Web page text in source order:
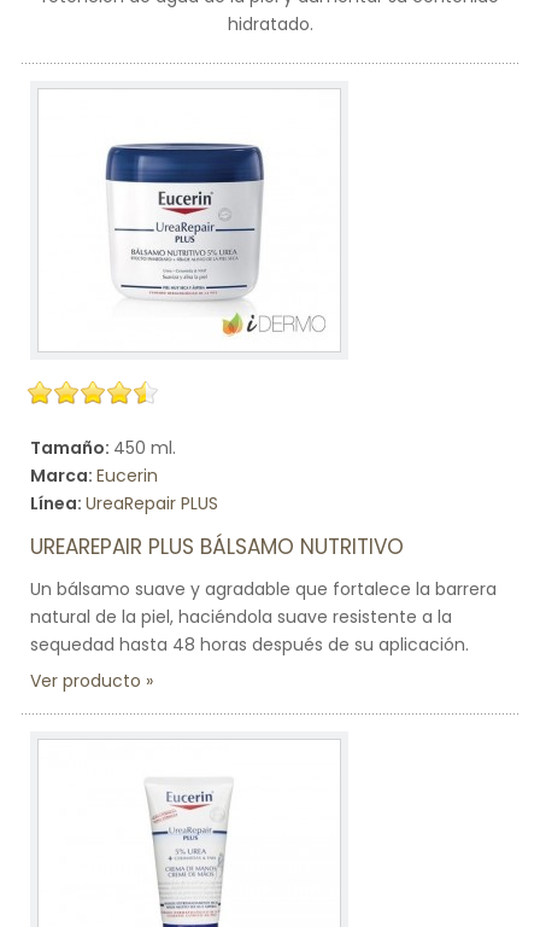
hidratado.
Tamaño: 450 ml.
Marca: Eucerin
Línea: UreaRepair PLUS
UREAREPAIR PLUS BÁLSAMO NUTRITIVO
Un bálsamo suave y agradable que fortalece la barrera
natural de la piel, haciéndola suave resistente a la
sequedad hasta 48 horas después de su aplicación.
Ver producto